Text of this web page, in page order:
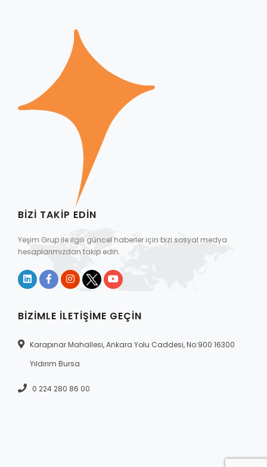
BIZI TAKIP EDIN
Yeşim Grup ile ilgili güncel haberler için bizi sosyal medya
hesaplarımızdan takip edin.
BIZIMLE İLETIŞIME GEÇIN
Karapınar Mahallesi, Ankara Yolu Caddesi, No:900 16300
Yıldırım Bursa
0 224 280 86 00